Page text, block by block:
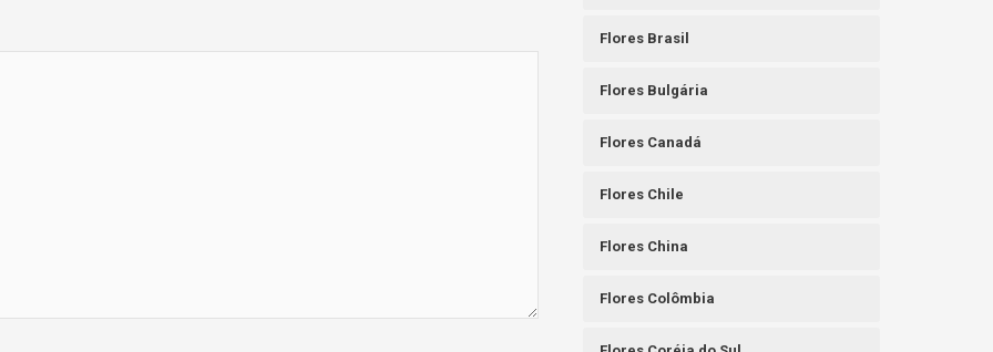
Flores Brasil
Flores Bulgária
Flores Canadá
Flores Chile
Flores China
Flores Colômbia